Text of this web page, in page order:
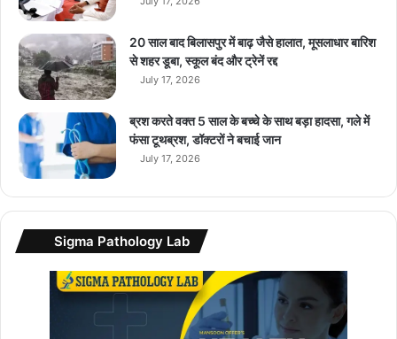
…
20 साल बाद बिलासपुर में बाढ़ जैसे हालात, मूसलाधार बारिश
से शहर डूबा, स्कूल बंद और ट्रेनें रद्द
July 17, 2026
ब्रश करते वक्त 5 साल के बच्चे के साथ बड़ा हादसा, गले में
फंसा टूथब्रश, डॉक्टरों ने बचाई जान
July 17, 2026
Sigma Pathology Lab